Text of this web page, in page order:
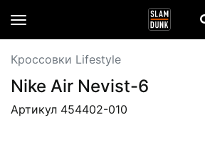
Кроссовки Lifestyle
Nike Air Nevist-6
Артикул 454402-010